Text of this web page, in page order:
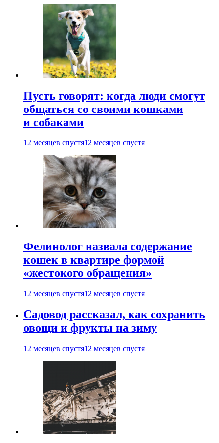
Пусть говорят: когда люди смогут
общаться со своими кошками
и собаками
12 месяцев спустя12 месяцев спустя
Фелинолог назвала содержание
кошек в квартире формой
«жестокого обращения»
12 месяцев спустя12 месяцев спустя
Садовод рассказал, как сохранить
овощи и фрукты на зиму
12 месяцев спустя12 месяцев спустя